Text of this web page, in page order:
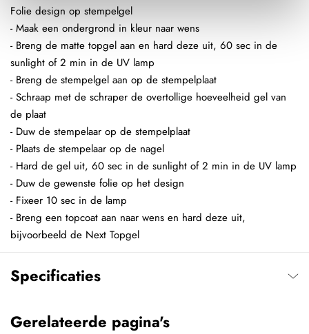
Folie design op stempelgel
- Maak een ondergrond in kleur naar wens
- Breng de matte topgel aan en hard deze uit, 60 sec in de
sunlight of 2 min in de UV lamp
- Breng de stempelgel aan op de stempelplaat
- Schraap met de schraper de overtollige hoeveelheid gel van
de plaat
- Duw de stempelaar op de stempelplaat
- Plaats de stempelaar op de nagel
- Hard de gel uit, 60 sec in de sunlight of 2 min in de UV lamp
- Duw de gewenste folie op het design
- Fixeer 10 sec in de lamp
- Breng een topcoat aan naar wens en hard deze uit,
bijvoorbeeld de Next Topgel
Specificaties
Gerelateerde pagina's